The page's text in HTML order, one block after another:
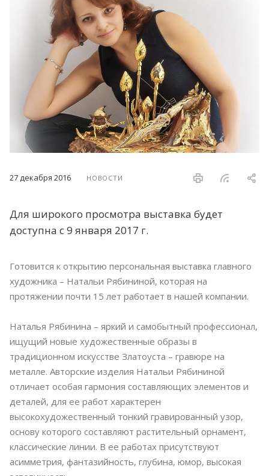
27 декабря 2016 НОВОСТИ
Для широкого просмотра выставка будет
доступна с 9 января 2017 г.
Готовится к открытию персональная выставка главного
художника – Натальи Рябининой, которая на
протяжении почти 15 лет работает в нашей компании.
Наталья Рябинина – яркий и самобытный профессионал,
ищущий новые художественные образы в
традиционном искусстве Златоуста – гравюре на
металле. Авторские изделия Натальи Рябининой
отличает особая гармония составляющих элементов и
деталей, для ее работ характерен
высокохудожественный тонкий гравированный узор,
основу которого составляют растительный орнамент,
классические линии. В ее работах присутствуют
асимметрия, фантазийность, глубина, юмор, высокая